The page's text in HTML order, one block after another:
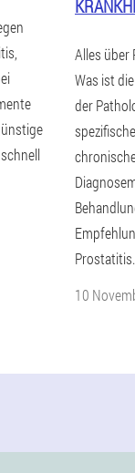
Alles über
Was ist
der
Prostatitis.
10